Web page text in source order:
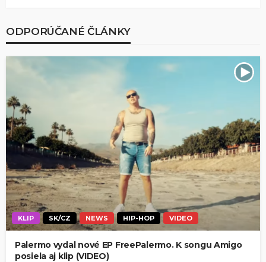
ODPORÚČANÉ ČLÁNKY
KLIP SK/CZ NEWS HIP-HOP VIDEO
Palermo vydal nové EP FreePalermo. K songu Amigo
posiela aj klip (VIDEO)